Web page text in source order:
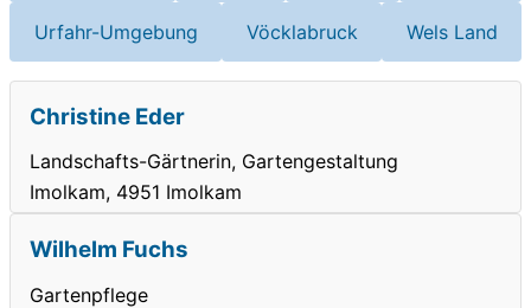
Urfahr-Umgebung Vöcklabruck Wels Land
Christine Eder
Landschafts-Gärtnerin, Gartengestaltung
Imolkam, 4951 Imolkam
Wilhelm Fuchs
Gartenpflege